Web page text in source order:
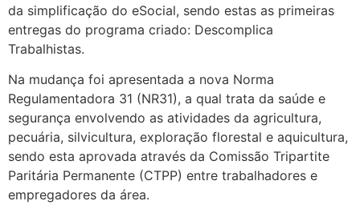
da simplificação do eSocial, sendo estas as primeiras
entregas do programa criado: Descomplica
Trabalhistas.
Na mudança foi apresentada a nova Norma
Regulamentadora 31 (NR31), a qual trata da saúde e
segurança envolvendo as atividades da agricultura,
pecuária, silvicultura, exploração florestal e aquicultura,
sendo esta aprovada através da Comissão Tripartite
Paritária Permanente (CTPP) entre trabalhadores e
empregadores da área.